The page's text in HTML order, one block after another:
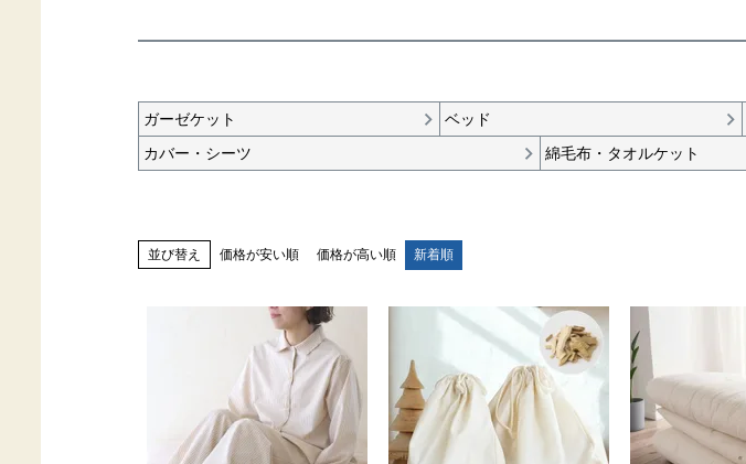
ガーゼケット ベッド
カバー・シーツ
綿毛布・タオルケット
並び替え 価格が安い順 価格が高い順 新着順